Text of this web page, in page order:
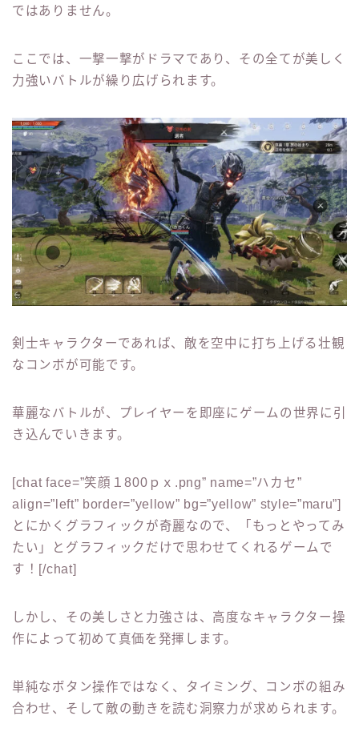
ではありません。
ここでは、一撃一撃がドラマであり、その全てが美しく
力強いバトルが繰り広げられます。
剣士キャラクターであれば、敵を空中に打ち上げる壮観
なコンボが可能です。
華麗なバトルが、プレイヤーを即座にゲームの世界に引
き込んでいきます。
[chat face=”笑顔１800ｐｘ.png” name=”ハカセ”
align=”left” border=”yellow” bg=”yellow” style=”maru”]
とにかくグラフィックが奇麗なので、「もっとやってみ
たい」とグラフィックだけで思わせてくれるゲームで
す！[/chat]
しかし、その美しさと力強さは、高度なキャラクター操
作によって初めて真価を発揮します。
単純なボタン操作ではなく、タイミング、コンボの組み
合わせ、そして敵の動きを読む洞察力が求められます。